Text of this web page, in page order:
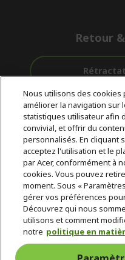
Retour
Livraison
gratuite
© 2026 Acer Inc.
CPYou BV est le revendeur
services proposés au sein
Nous utilisons des
améliorer la navigation sur
statistiques utilisateur afin
convivial, et offrir du
personnalisés. En cliquant
acceptez l'utilisation et le
par Acer, conformément à
cookies. Vous pouvez
moment. Sous «
gérer vos préférences
Découvrez qui nous
utilisons et comment
notre politique en